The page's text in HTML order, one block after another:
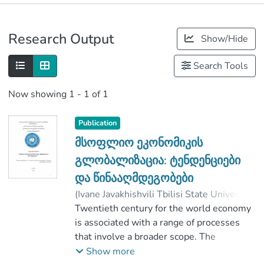
Research Output Show/Hide
Search Tools
Now showing 1 - 1 of 1
Publication
მსოფლიო ეკონომიკის
გლობალიზაცია: ტენდენციები
და წინააღმდეგობები
(Ivane Javakhishvili Tbilisi State University
2019)ჯინჭვალშვილი, ვახტანგ
;
ვეშაპიძე, შოთა
;
Faculty of Economics and Business
Ivane Javakhishvili Tbilisi State University
Twentieth century for the world economy
is associated with a range of processes
that involve a broader scope. The
important issue in the order is at stake
Show more